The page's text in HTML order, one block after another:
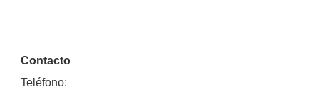
Contacto
Teléfono: